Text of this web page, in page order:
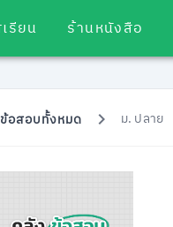
รียน ร้านหนังสือ
อสอบทั้งหมด ม. ปลาย